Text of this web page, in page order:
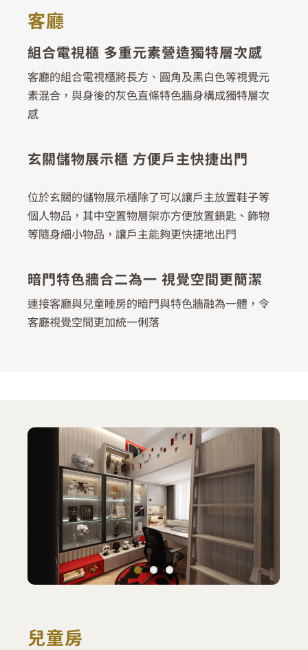
客廳
組合電視櫃 多重元素營造獨特層次感
客廳的組合電視櫃將長方、圓角及黑白色等視覺元
素混合，與身後的灰色直條特色牆身構成獨特層次
感
玄關儲物展示櫃 方便戶主快捷出門
位於玄關的儲物展示櫃除了可以讓戶主放置鞋子等
個人物品，其中空置物層架亦方便放置鎖匙、飾物
等隨身細小物品，讓戶主能夠更快捷地出門
暗門特色牆合二為一 視覺空間更簡潔
連接客廳與兒童睡房的暗門與特色牆融為一體，令
客廳視覺空間更加統一俐落
兒童房